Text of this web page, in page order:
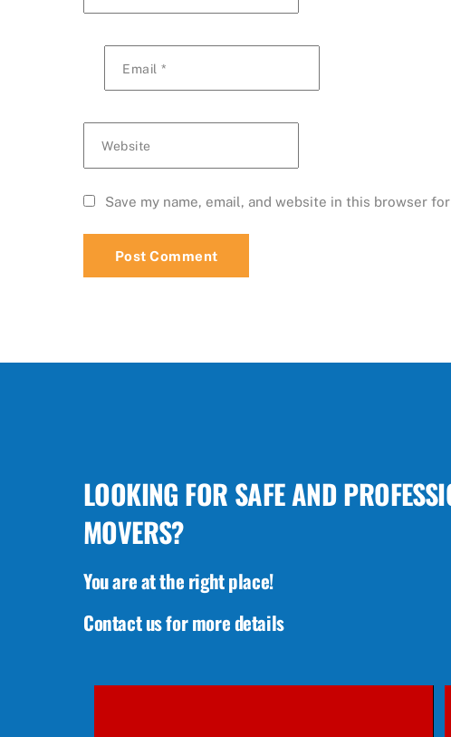
Email *
Website
Save my name, email, and website in this browser
LOOKING FOR SAFE AND
MOVERS?
You are at the right place!
Contact us for more details